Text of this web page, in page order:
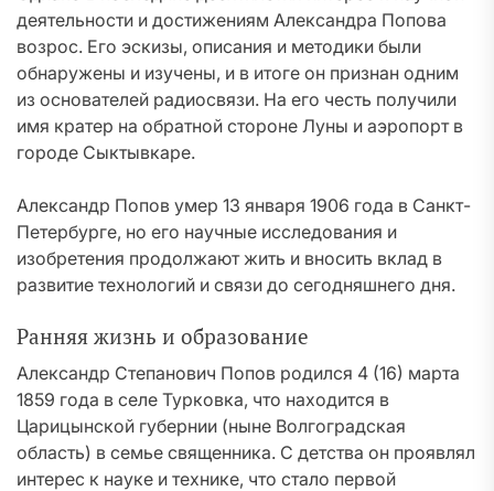
деятельности и достижениям Александра Попова
возрос. Его эскизы, описания и методики были
обнаружены и изучены, и в итоге он признан одним
из основателей радиосвязи. На его честь получили
имя кратер на обратной стороне Луны и аэропорт в
городе Сыктывкаре.
Александр Попов умер 13 января 1906 года в Санкт-
Петербурге, но его научные исследования и
изобретения продолжают жить и вносить вклад в
развитие технологий и связи до сегодняшнего дня.
Ранняя жизнь и образование
Александр Степанович Попов родился 4 (16) марта
1859 года в селе Турковка, что находится в
Царицынской губернии (ныне Волгоградская
область) в семье священника. С детства он проявлял
интерес к науке и технике, что стало первой